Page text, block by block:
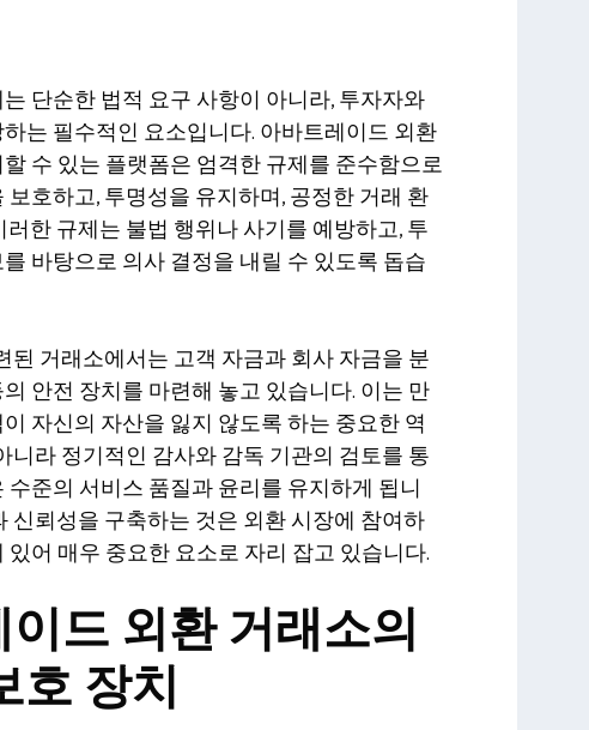
단순한 법적 요구 사항이 아니라, 투자자와
는 필수적인 요소입니다. 아바트레이드 외환
수 있는 플랫폼은 엄격한 규제를 준수함으로
호하고, 투명성을 유지하며, 공정한 거래 환
한 규제는 불법 행위나 사기를 예방하고, 투
바탕으로 의사 결정을 내릴 수 있도록 돕습
된 거래소에서는 고객 자금과 회사 자금을 분
안전 장치를 마련해 놓고 있습니다. 이는 만
자신의 자산을 잃지 않도록 하는 중요한 역
니라 정기적인 감사와 감독 기관의 검토를 통
준의 서비스 품질과 윤리를 유지하게 됩니
신뢰성을 구축하는 것은 외환 시장에 참여하
어 매우 중요한 요소로 자리 잡고 있습니다.
드 외환 거래소의
호 장치